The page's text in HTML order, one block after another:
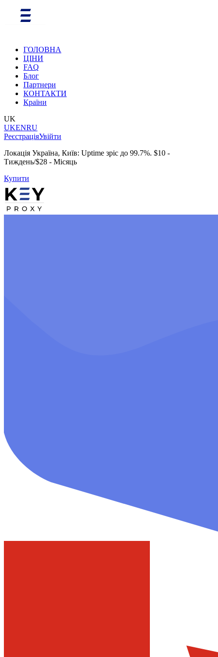
ГОЛОВНА
ЦІНИ
FAQ
Блог
Партнери
КОНТАКТИ
Країни
UK
UKENRU
РеєстраціяУвійти
Локація Україна, Київ: Uptime зріс до 99.7%. $10 -
Тиждень/$28 - Місяць
Купити